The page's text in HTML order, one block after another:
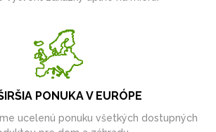
PONUKA V EURÓPE
ucelenú ponuku všetkých dostupných